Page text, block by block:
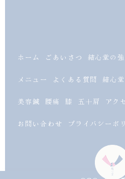
ホーム ごあいさつ 結心堂の
メニュー よくある質問 結心
美容鍼 腰痛 膝 五十肩 アク
お問い合わせ プライバシーポ